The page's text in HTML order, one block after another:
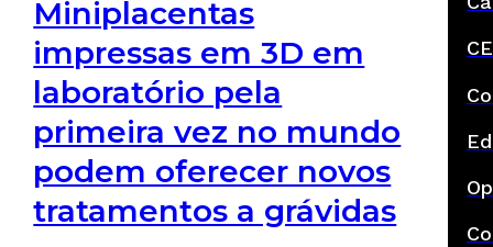
Miniplacentas
impressas em 3D em
laboratório pela
primeira vez no mundo
podem oferecer novos
tratamentos a grávidas